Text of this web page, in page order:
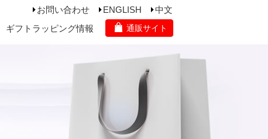
お問い合わせ ENGLISH
中文
ギフトラッピング情報 通販サイト